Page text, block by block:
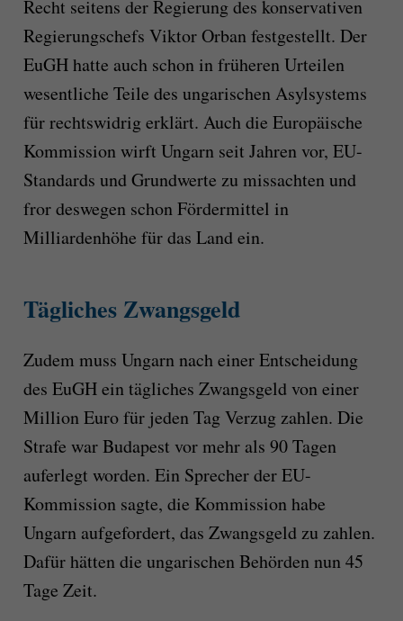
Recht seitens der Regierung des konservativen
Regierungschefs Viktor Orban festgestellt. Der
EuGH hatte auch schon in früheren Urteilen
wesentliche Teile des ungarischen Asylsystems
für rechtswidrig erklärt. Auch die Europäische
Kommission wirft Ungarn seit Jahren vor, EU-
Standards und Grundwerte zu missachten und
fror deswegen schon Fördermittel in
Milliardenhöhe für das Land ein.
Tägliches Zwangsgeld
Zudem muss Ungarn nach einer Entscheidung
des EuGH ein tägliches Zwangsgeld von einer
Million Euro für jeden Tag Verzug zahlen. Die
Strafe war Budapest vor mehr als 90 Tagen
auferlegt worden. Ein Sprecher der EU-
Kommission sagte, die Kommission habe
Ungarn aufgefordert, das Zwangsgeld zu zahlen.
Dafür hätten die ungarischen Behörden nun 45
Tage Zeit.